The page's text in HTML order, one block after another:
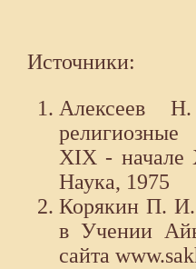
Источники:
Алексеев
XIX - начале
Наука, 1975
Корякин П. И.
в Учении
сайта